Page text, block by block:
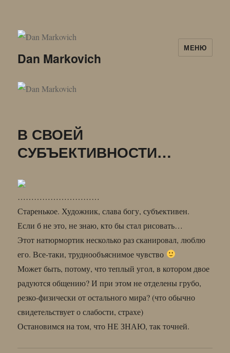
Dan Markovich
МЕНЮ
В СВОЕЙ
СУБЪЕКТИВНОСТИ…
…………………………
Старенькое. Художник, слава богу, субъективен.
Если б не это, не знаю, кто бы стал рисовать…
Этот натюрмортик несколько раз сканировал, люблю
его. Все-таки, труднообъяснимое чувство
Может быть, потому, что теплый угол, в котором двое
радуются общению? И при этом не отделены грубо,
резко-физически от остального мира? (что обычно
свидетельствует о слабости, страхе)
Остановимся на том, что НЕ ЗНАЮ, так точней.